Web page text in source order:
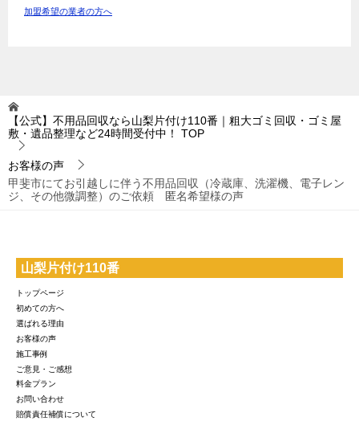
加盟希望の業者の方へ
【公式】不用品回収なら山梨片付け110番｜粗大ゴミ回収・ゴミ屋
敷・遺品整理など24時間受付中！
TOP
お客様の声
甲斐市にてお引越しに伴う不用品回収（冷蔵庫、洗濯機、電子レン
ジ、その他微調整）のご依頼 匿名希望様の声
山梨片付け110番
トップページ
初めての方へ
選ばれる理由
お客様の声
施工事例
ご意見・ご感想
料金プラン
お問い合わせ
賠償責任補償について